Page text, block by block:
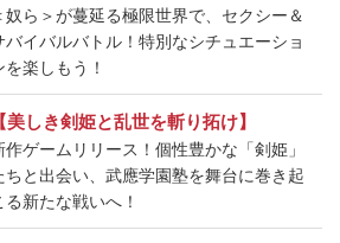
奴ら＞が蔓延る極限世界で、セクシー＆
バイバルバトル！特別なシチュエーショ
を楽しもう！
【美しき剣姫と乱世を斬り拓け】
作ゲームリリース！個性豊かな「剣姫」
ちと出会い、武應学園塾を舞台に巻き起
る新たな戦いへ！